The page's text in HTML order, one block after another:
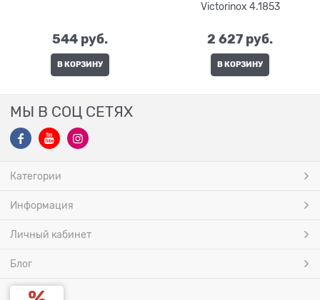
544 руб.
В КОРЗИНУ
Victorinox 4.1853
2 627 руб.
В КОРЗИНУ
МЫ В СОЦ СЕТЯХ
Категории
Информация
Личный кабинет
Блог